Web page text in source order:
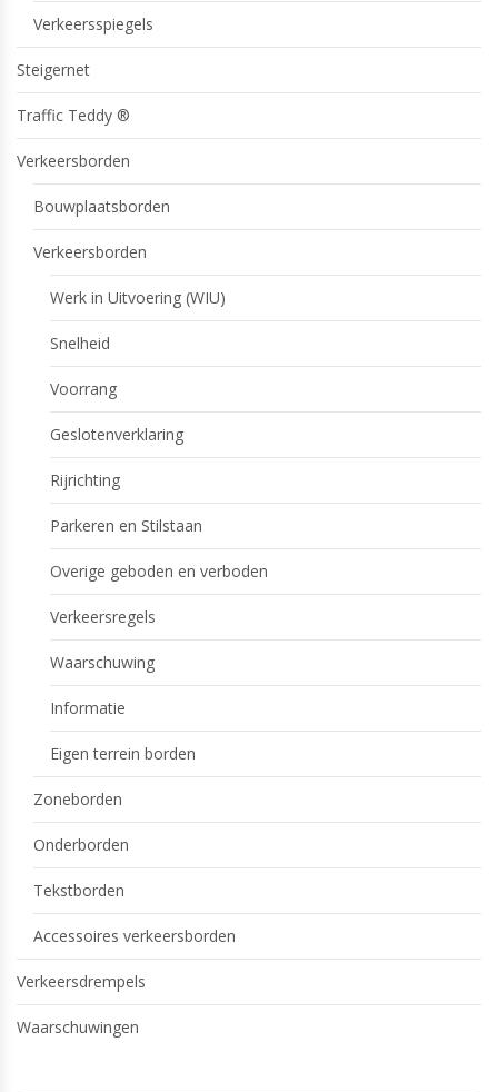
Verkeersspiegels
Steigernet
Traffic Teddy ®
Verkeersborden
Bouwplaatsborden
Verkeersborden
Werk in Uitvoering (WIU)
Snelheid
Voorrang
Geslotenverklaring
Rijrichting
Parkeren en Stilstaan
Overige geboden en verboden
Verkeersregels
Waarschuwing
Informatie
Eigen terrein borden
Zoneborden
Onderborden
Tekstborden
Accessoires verkeersborden
Verkeersdrempels
Waarschuwingen